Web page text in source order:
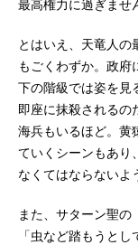
最高権力に過ぎませ
とはいえ、天竜人の
もごくわずか。政府
下の階級では姿を見
即座に抹殺されるの
海兵もいるほど。黄
ていくシーンもあり
なくてはならないよ
また、サターン聖の
「虫など踏もうと